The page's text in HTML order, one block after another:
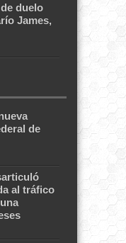
duelo
James,
de
al tráfico